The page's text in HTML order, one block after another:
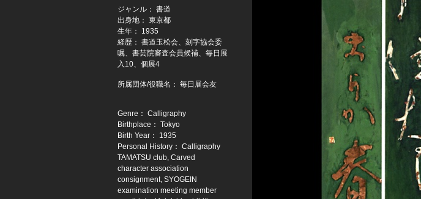
ジャンル： 書道
出身地： 東京都
生年： 1935
経歴： 書道玉松会、刻字協会委
嘱、書芸院審査会員候補、毎日展
入10、個展4
所属団体/役職名： 毎日展会友
Genre： Calligraphy
Birthplace： Tokyo
Birth Year： 1935
Personal History： Calligraphy
TAMATSU club, Carved
character association
consignment, SYOGEIN
examination meeting member